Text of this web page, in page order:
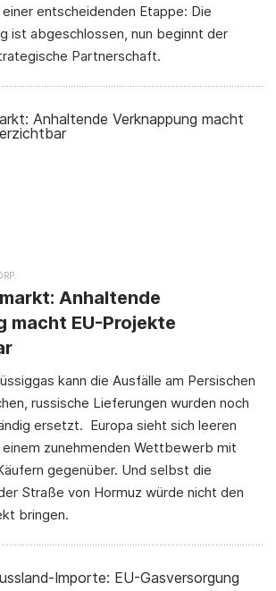
entscheidenden Etappe: Die
ist abgeschlossen, nun beginnt der
Partnerschaft.
Anhaltende
macht EU-Projekte
kann die Ausfälle am Persischen
russische Lieferungen wurden noch
ersetzt. Europa sieht sich leeren
einem zunehmenden Wettbewerb mit
gegenüber. Und selbst die
Straße von Hormuz würde nicht den
bringen.